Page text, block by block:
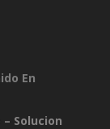
En
Solucion